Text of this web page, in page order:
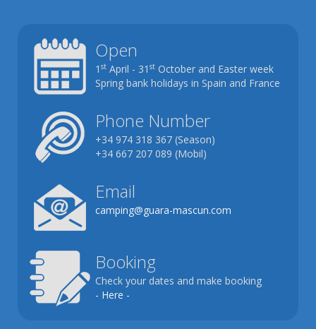
Open
1 st April - 31 st October and Easter week
Spring bank holidays in Spain and France
Phone Number
+34 974 318 367 (Season)
+34 667 207 089 (Mobil)
Email
camping@guara-mascun.com
Booking
Check your dates and make booking
- Here -